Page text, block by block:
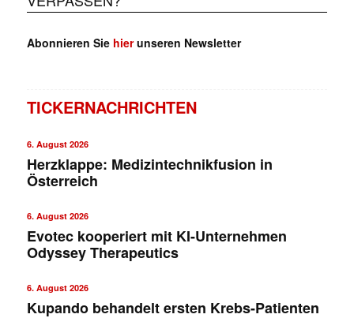
Abonnieren Sie hierunseren Newsletter
TICKERNACHRICHTEN
6. August 2026
Herzklappe: Medizintechnikfusion in
Österreich
6. August 2026
Evotec kooperiert mit KI-Unternehmen
Odyssey Therapeutics
6. August 2026
Kupando behandelt ersten Krebs-Patienten